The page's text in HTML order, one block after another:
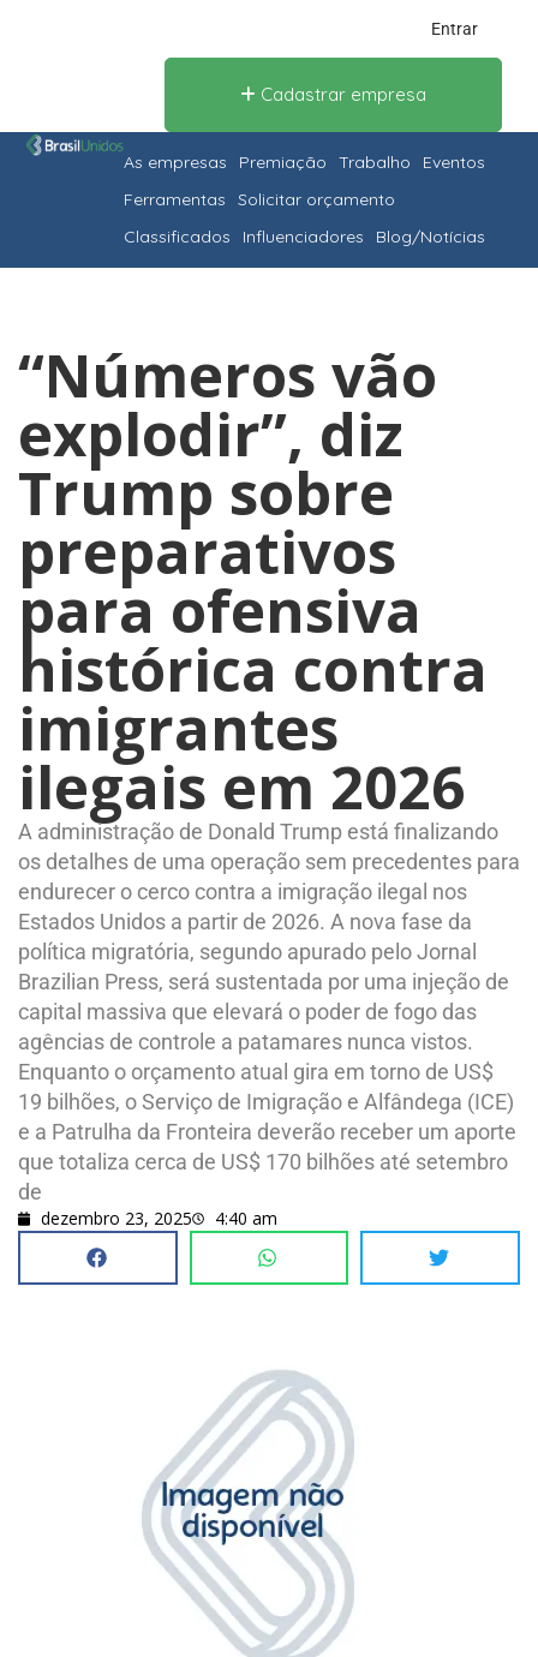
Entrar
Cadastrar empresa
As empresas Premiação Trabalho
Eventos
Ferramentas
Solicitar orçamento
Classificados
Influenciadores Blog/Notícias
“Números vão
explodir”, diz
Trump sobre
preparativos
para ofensiva
histórica contra
imigrantes
ilegais em 2026
A administração de Donald Trump está finalizando
os detalhes de uma operação sem precedentes para
endurecer o cerco contra a imigração ilegal nos
Estados Unidos a partir de 2026. A nova fase da
política migratória, segundo apurado pelo Jornal
Brazilian Press, será sustentada por uma injeção de
capital massiva que elevará o poder de fogo das
agências de controle a patamares nunca vistos.
Enquanto o orçamento atual gira em torno de US$
19 bilhões, o Serviço de Imigração e Alfândega (ICE)
e a Patrulha da Fronteira deverão receber um aporte
que totaliza cerca de US$ 170 bilhões até setembro
de
dezembro 23, 2025 4:40 am